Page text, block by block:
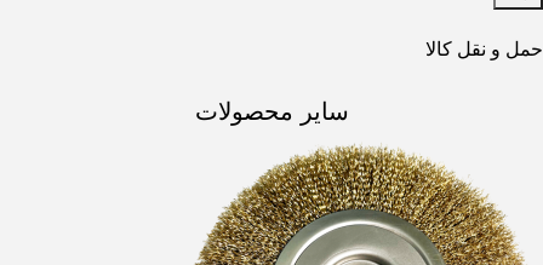
حمل و نقل کالا
سایر محصولات